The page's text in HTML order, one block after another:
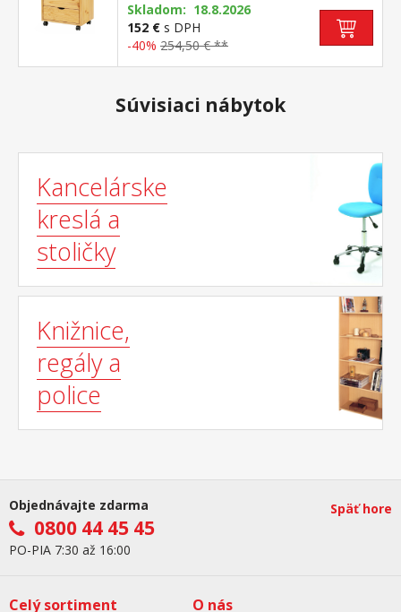
Skladom: 18.8.2026
152 € s DPH
-40% 254,50 € **
Súvisiaci nábytok
Kancelárske
kreslá a
stoličky
Knižnice,
regály a
police
Objednávajte zdarma
0800 44 45 45
PO-PIA 7:30 až 16:00
Späť hore
Celý sortiment O nás